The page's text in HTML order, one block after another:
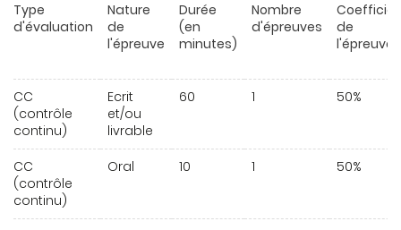
Type
d'évaluation
Nature
de
l'épreuve
Durée
(en
minutes)
Nombre
d'épreuves
de
l'épreuve
CC
(contrôle
continu)
Ecrit
et/ou
livrable
60 1 50%
CC
(contrôle
continu)
Oral 10 1 50%